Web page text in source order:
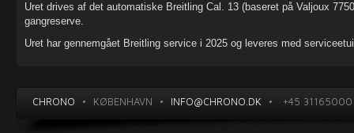
Uret drives af det automatiske Breitling Cal. 13 (baseret på Valjoux
gangreserve.
Uret har gennemgået Breitling service i 2025 og leveres med
CHRONO • KØBENHAVN • INFO@CHRONO.DK • +45 31165000